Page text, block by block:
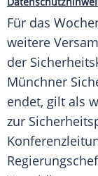
Für das
weitere
der
Münchner
endet, gilt als
zur